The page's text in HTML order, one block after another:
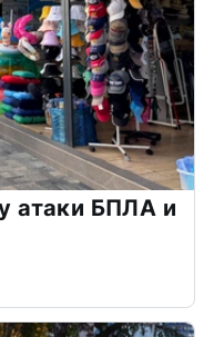
атаки БПЛА и